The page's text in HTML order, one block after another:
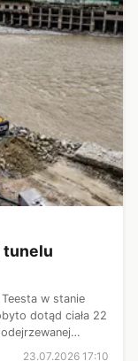
tunelu
w stanie
dotąd ciała 22
23.07.2026 17:10